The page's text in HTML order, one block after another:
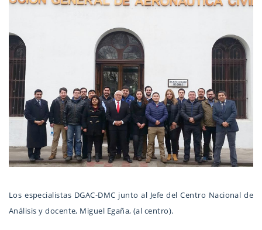
Los especialistas DGAC-DMC junto al Jefe del Centro Nacional de
Análisis y docente, Miguel Egaña, (al centro).